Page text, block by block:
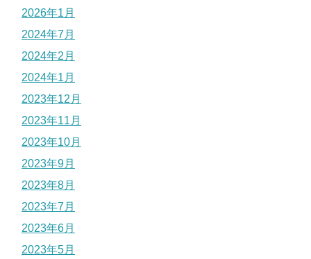
2026年1月
2024年7月
2024年2月
2024年1月
2023年12月
2023年11月
2023年10月
2023年9月
2023年8月
2023年7月
2023年6月
2023年5月